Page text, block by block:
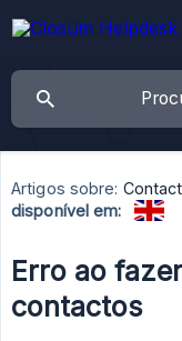
Artigos sobre:
disponível em:
Erro ao
contactos